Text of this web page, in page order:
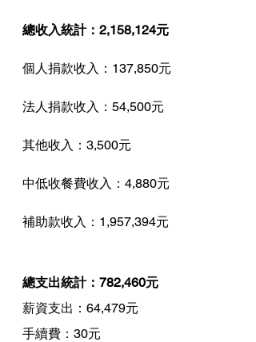
總收入統計：2,158,124元
個人捐款收入：137,850元
法人捐款收入：54,500元
其他收入：3,500元
中低收餐費收入：4,880元
補助款收入：1,957,394元
總支出統計：782,460元
薪資支出：64,479元
手續費：30元